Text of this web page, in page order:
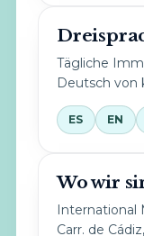
Tägliche
Deutsch von
ES EN
Wo wir
International
Carr. de